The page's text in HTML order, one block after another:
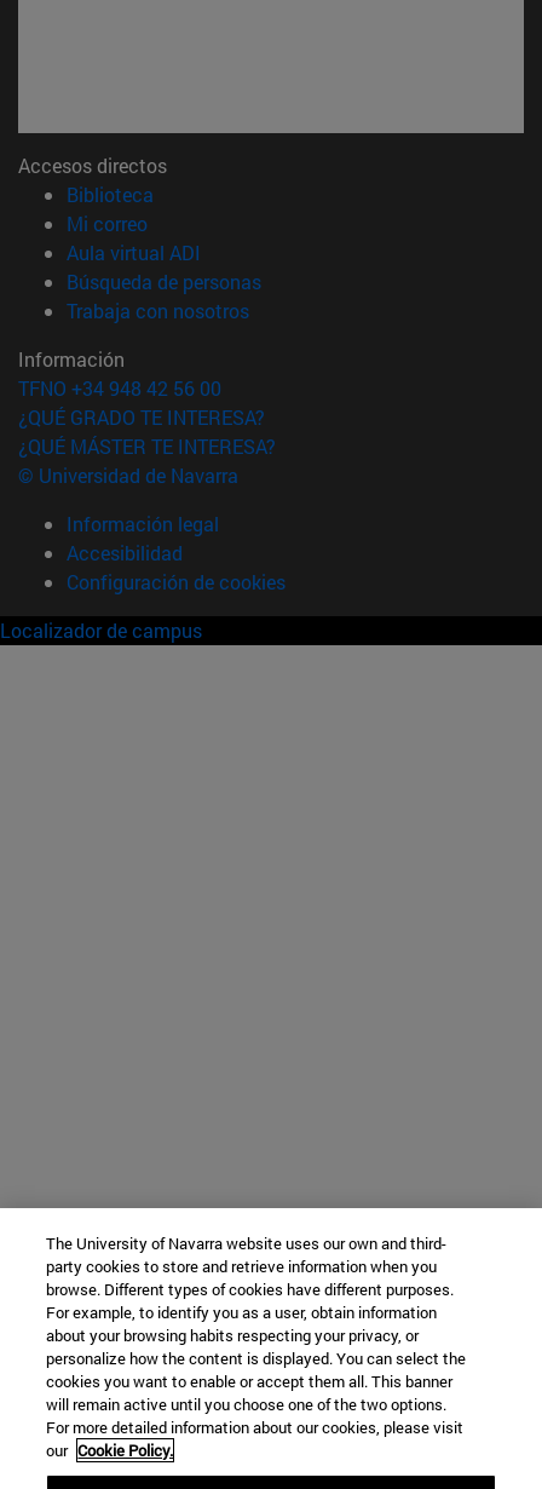
Accesos directos
Biblioteca
Mi correo(abre en nueva ventana)
Aula virtual ADI
Búsqueda de personas(abre en nueva ventana)
Trabaja con nosotros(abre en nueva ventana)
Información
TFNO +34 948 42 56 00
¿QUÉ GRADO TE INTERESA?
¿QUÉ MÁSTER TE INTERESA?
© Universidad de Navarra
Información legal
Accesibilidad
Configuración de cookies
Localizador de campus
The University of Navarra website uses our own and third-
party cookies to store and retrieve information when you
browse. Different types of cookies have different purposes.
For example, to identify you as a user, obtain information
about your browsing habits respecting your privacy, or
personalize how the content is displayed. You can select the
cookies you want to enable or accept them all. This banner
will remain active until you choose one of the two options.
For more detailed information about our cookies, please visit
our Cookie Policy.